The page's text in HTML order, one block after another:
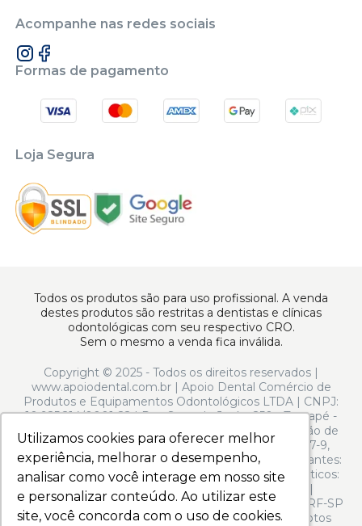
Utilizamos cookies para oferecer melhor
experiência, melhorar o desempenho,
analisar como você interage em nosso site
e personalizar conteúdo. Ao utilizar este
site, você concorda com o uso de cookies.
Utilizamos cookies para oferecer melhor
experiência, melhorar o desempenho,
analisar como você interage em nosso site
e personalizar conteúdo. Ao utilizar este
site, você concorda com o uso de cookies.
Acompanhe nas redes sociais
Formas de pagamento
Loja Segura
Todos os produtos são para uso profissional. A venda
destes produtos são restritas a dentistas e clínicas
odontológicas com seu respectivo CRO.
Sem o mesmo a venda fica inválida.
Copyright © 2025 - Todos os direitos reservados |
www.apoiodental.com.br | Apoio Dental Comércio de
Produtos e Equipamentos Odontológicos LTDA | CNPJ:
10.925.214/0001-22 | Rua Serra de Juréa, 250 - Tatuapé -
São Paulo - SP - CEP 03323-020 | N° de Autorização de
Funcionamento ANVISA: - Medicamentos: 1.13.597-9,
Produtos para Saúde (Correlatos): 8.08.058-9, Saneantes:
3.04.973-2, Perfumes/Produtos de Higiene/Cosméticos:
2.06.116-7 | CMVS: 355030801-464-003371-1-0 |
Responsável técnico: Francine Bonassi Antemia - CRF-SP
nº 96.477. Política de Privacidade e Segurança - Fotos